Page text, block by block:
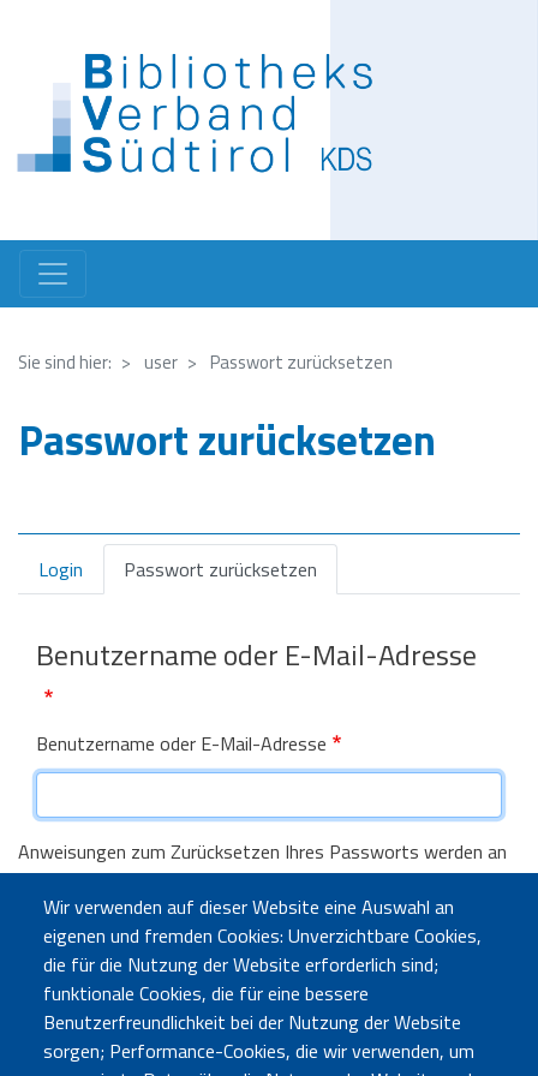
Inhalt
Sie sind hier: user Passwort zurücksetzen
Passwort zurücksetzen
Primary
tabs
Login Passwort zurücksetzen
Benutzername oder E-Mail-Adresse
Benutzername oder E-Mail-Adresse
Anweisungen zum Zurücksetzen Ihres Passworts werden an
die E-Mail-Adresse gesendet, die Sie in Ihrem Benutzerkonto
hinterlegt haben.
Abschicken
Wir verwenden auf dieser Website eine Auswahl an
eigenen und fremden Cookies: Unverzichtbare Cookies,
die für die Nutzung der Website erforderlich sind;
funktionale Cookies, die für eine bessere
Benutzerfreundlichkeit bei der Nutzung der Website
sorgen; Performance-Cookies, die wir verwenden, um